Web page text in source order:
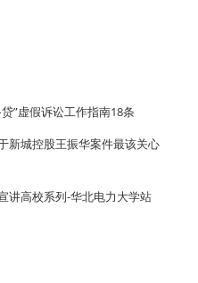
”虚假诉讼工作指南18条
新城控股王振华案件最该关心
讲高校系列-华北电力大学站